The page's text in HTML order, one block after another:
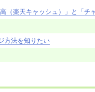
（楽天キャッシュ）」と「チ
方法を知りたい